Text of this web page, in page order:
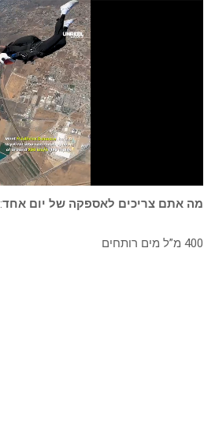
מה אתם צריכים לאספקה של יום אחד:
400 מ”ל מים רותחים